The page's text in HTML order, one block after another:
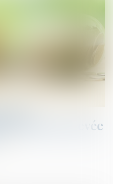
:
boucle une levée